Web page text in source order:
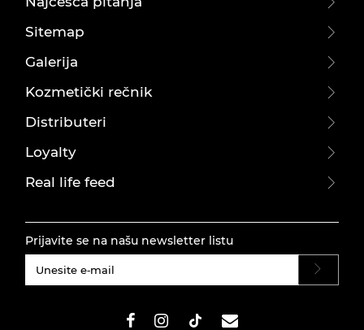
Sitemap
Galerija
Kozmetički rečnik
Distributeri
Loyalty
Real life feed
Prijavite se na našu newsletter listu